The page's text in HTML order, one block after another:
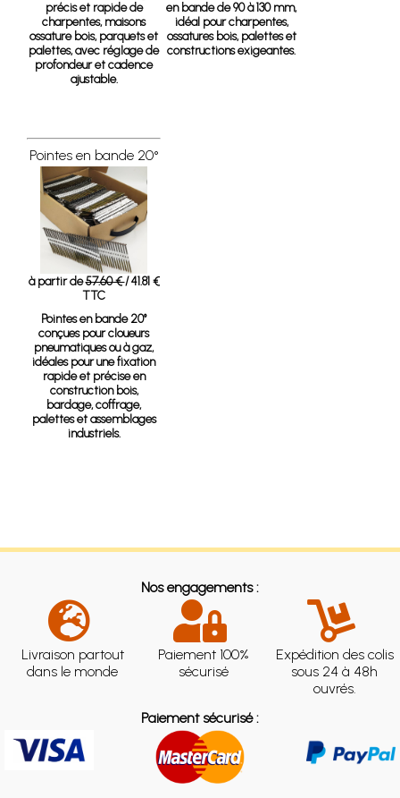
précis et rapide de
charpentes, maisons
ossature bois, parquets et
palettes, avec réglage de
profondeur et cadence
ajustable.
en bande de 90 à 130 mm,
idéal pour charpentes,
ossatures bois, palettes et
constructions exigeantes.
Pointes en bande 20°
à partir de57.60 €/ 41.81 €
TTC
Pointes en bande 20°
conçues pour cloueurs
pneumatiques ou à gaz,
idéales pour une fixation
rapide et précise en
construction bois,
bardage, coffrage,
palettes et assemblages
industriels.
Nos engagements :
Livraison partout
dans le monde
Paiement 100%
sécurisé
Expédition des colis
sous 24 à 48h
ouvrés.
Paiement sécurisé :